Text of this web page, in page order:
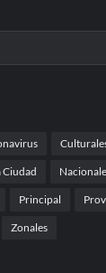
Ciudad
Principal
Zonales